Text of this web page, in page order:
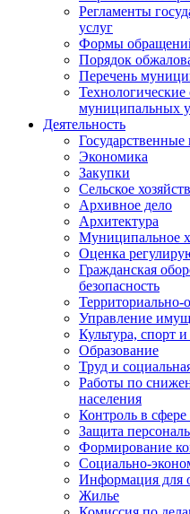
Регламенты
услуг
Формы
Порядок
Перечень
муниципальных
Деятельность
Экономика
Закупки
Сельское
Архивное дело
Архитектура
Муниципальное
Оценка
Гражданская
безопасность
Территориально-
Управление
Культура, спорт
Образование
Труд и
Работы по
населения
Контроль в сфере
Защита
Формирование
Социально-
Информация для
Жилье